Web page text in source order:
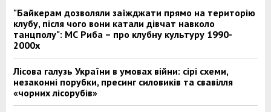
"Байкерам дозволяли заїжджати прямо на територію
клубу, після чого вони катали дівчат навколо
танцполу": МС Риба – про клубну культуру 1990-
2000х
Лісова галузь України в умовах війни: сірі схеми,
незаконні порубки, пресинг силовиків та свавілля
«чорних лісорубів»